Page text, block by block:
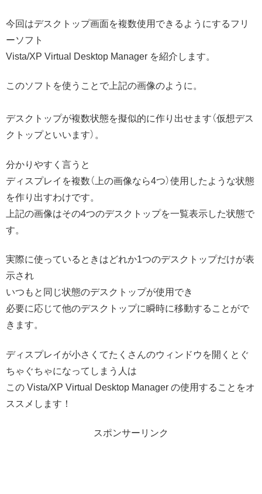
今回はデスクトップ画面を複数使用できるようにするフリ
ーソフト
Vista/XP Virtual Desktop Manager を紹介します。
このソフトを使うことで上記の画像のように。
デスクトップが複数状態を擬似的に作り出せます（仮想デス
クトップといいます）。
分かりやすく言うと
ディスプレイを複数（上の画像なら4つ）使用したような状態
を作り出すわけです。
上記の画像はその4つのデスクトップを一覧表示した状態で
す。
実際に使っているときはどれか1つのデスクトップだけが表
示され
いつもと同じ状態のデスクトップが使用でき
必要に応じて他のデスクトップに瞬時に移動することがで
きます。
ディスプレイが小さくてたくさんのウィンドウを開くとぐ
ちゃぐちゃになってしまう人は
この Vista/XP Virtual Desktop Manager の使用することをオ
ススメします！
スポンサーリンク